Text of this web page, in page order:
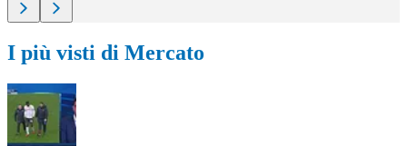
I più visti di Mercato